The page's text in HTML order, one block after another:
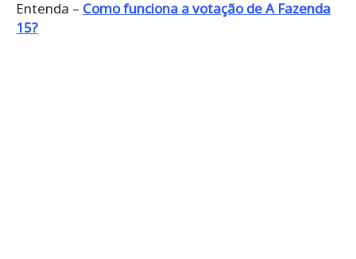
Entenda – Como funciona a votação de A Fazenda
15?